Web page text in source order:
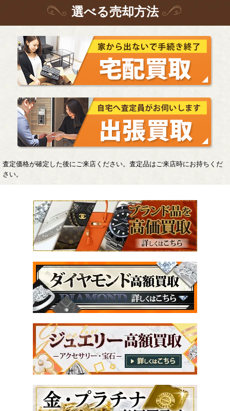
選べる売却方法
査定価格が確定した後にご来店ください。査定品はご来店時にお持ちくだ
さい。